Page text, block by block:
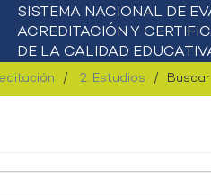
2. Estudios Buscar